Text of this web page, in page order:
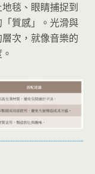
毯、眼睛捕捉到
質感」。光滑與
次，就像音樂的